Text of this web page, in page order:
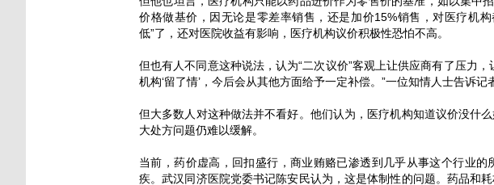
价格做基价，因无论是零差率销售，还是加价15%销售，对医疗机
低”了，还对医院收益有影响，医疗机构议价积极性恐怕不高。
但也有人不同意这种说法，认为“二次议价”客观上让供应商有了压力
机构‘留了情’，今后会从其他方面给予一定补偿。”一位知情人士告诉记
但大多数人对这种做法并不看好。他们认为，医疗机构知道议价没什
大处方问题仍难以缓解。
当前，药价虚高，回扣盛行，商业贿赂已渗透到几乎从事这个行业
疾。武汉同济医院党委书记陈安民认为，这是体制性的问题。药品和